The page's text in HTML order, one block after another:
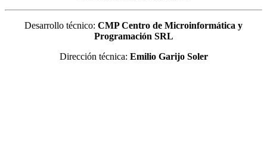
Desarrollo técnico: CMP Centro de Microinformática y
Programación SRL
Dirección técnica: Emilio Garijo Soler